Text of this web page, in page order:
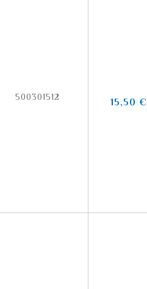
500301512 15,50 €